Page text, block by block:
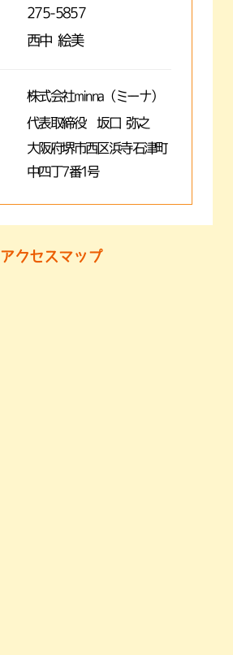
275-5857
西中 絵美
株式会社minna（ミーナ）
代表取締役 坂口 弥之
大阪府堺市西区浜寺石津町
中四丁7番1号
アクセスマップ